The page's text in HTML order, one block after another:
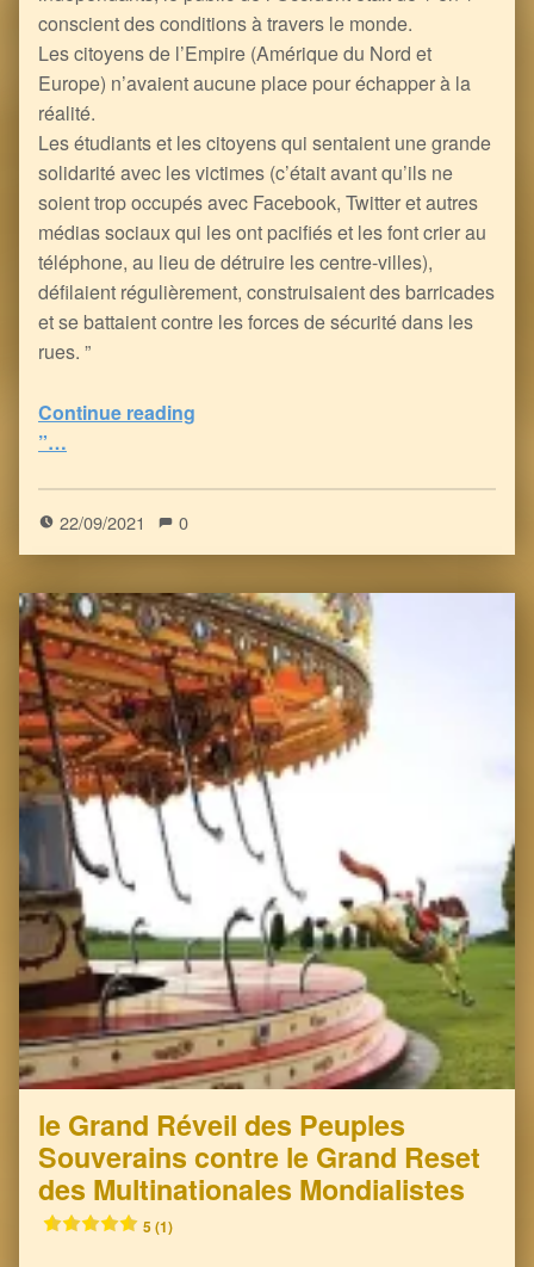
conscient des conditions à travers le monde.
Les citoyens de l’Empire (Amérique du Nord et
Europe) n’avaient aucune place pour échapper à la
réalité.
Les étudiants et les citoyens qui sentaient une grande
solidarité avec les victimes (c’était avant qu’ils ne
soient trop occupés avec Facebook, Twitter et autres
médias sociaux qui les ont pacifiés et les font crier au
téléphone, au lieu de détruire les centre-villes),
défilaient régulièrement, construisaient des barricades
et se battaient contre les forces de sécurité dans les
rues. ”
Continue reading
”…
22/09/2021 0
le Grand Réveil des Peuples
Souverains contre le Grand Reset
des Multinationales Mondialistes
5 (1)